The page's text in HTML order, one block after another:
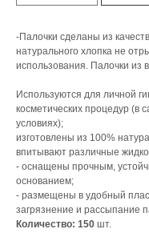
-Палочки сделаны из
натурального хлопка не
использования. Палочки из
Используются для личной
косметических процедур (в
условиях);
изготовлены из 100%
впитывают различные
- оснащены прочным,
основанием;
- размещены в удобный
загрязнение и рассыпание
Количество: 150 шт.